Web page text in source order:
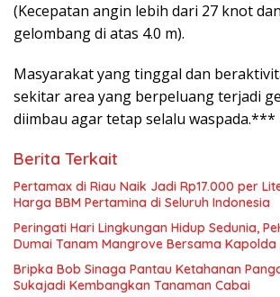
(Kecepatan angin lebih dari 27 knot
gelombang di atas 4.0 m).
Masyarakat yang tinggal dan
sekitar area yang berpeluang terjadi
diimbau agar tetap selalu waspada.***
Berita Terkait
Pertamax di Riau Naik Jadi Rp17.000 per
Harga BBM Pertamina di Seluruh Indonesia
Peringati Hari Lingkungan Hidup Sedunia,
Dumai Tanam Mangrove Bersama Kapolda
Bripka Bob Sinaga Pantau Ketahanan
Sukajadi Kembangkan Tanaman Cabai